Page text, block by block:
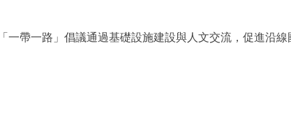
一帶一路」倡議通過基礎設施建設與人文交流，促進